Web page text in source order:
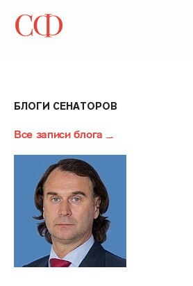
БЛОГИ СЕНАТОРОВ
Все записи блога